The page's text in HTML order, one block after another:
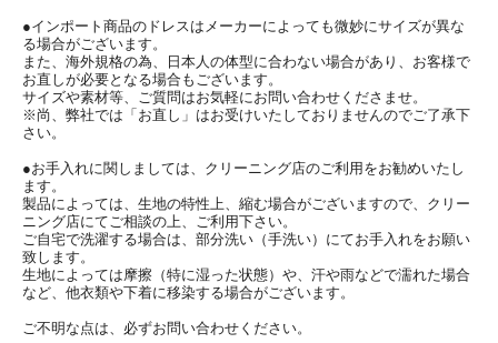
●インポート商品のドレスはメーカーによっても微妙にサイズが異な
る場合がございます。
また、海外規格の為、日本人の体型に合わない場合があり、お客様で
お直しが必要となる場合もございます。
サイズや素材等、ご質問はお気軽にお問い合わせくださませ。
※尚、弊社では「お直し」はお受けいたしておりませんのでご了承下
さい。
●お手入れに関しましては、クリーニング店のご利用をお勧めいたし
ます。
製品によっては、生地の特性上、縮む場合がございますので、クリー
ニング店にてご相談の上、ご利用下さい。
ご自宅で洗濯する場合は、部分洗い（手洗い）にてお手入れをお願い
致します。
生地によっては摩擦（特に湿った状態）や、汗や雨などで濡れた場合
など、他衣類や下着に移染する場合がございます。
ご不明な点は、必ずお問い合わせください。